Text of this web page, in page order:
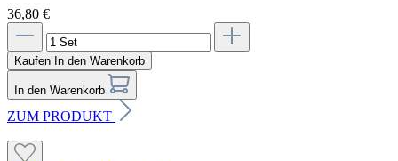
36,80 €
Kaufen In den Warenkorb
In den Warenkorb
ZUM PRODUKT